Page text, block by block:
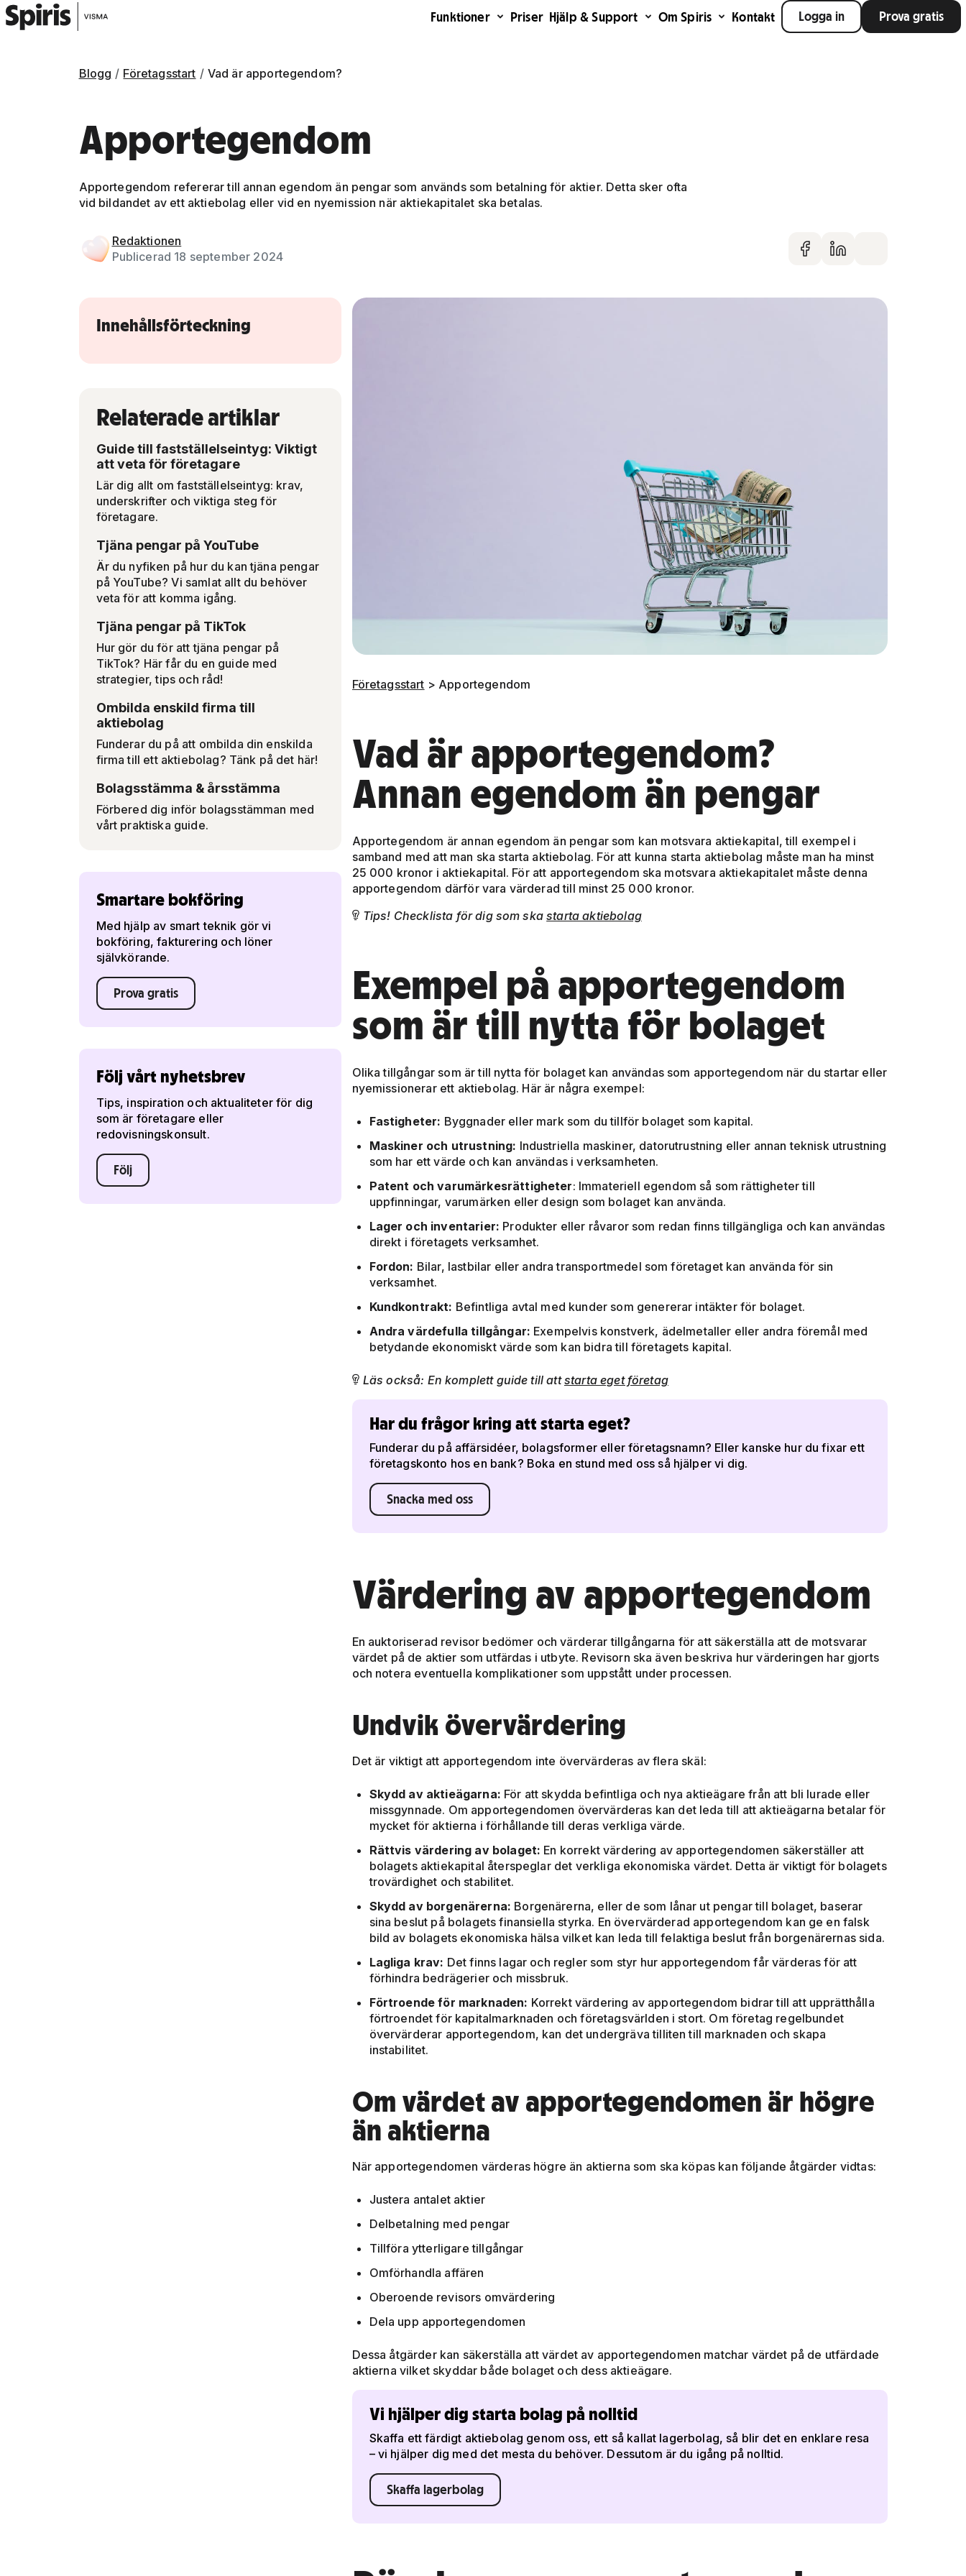
Funktioner Priser Hjälp & Support Om Spiris Kontakt Logga in Prova gratis
Blogg Företagsstart Vad är apportegendom?
Apportegendom
Apportegendom refererar till annan egendom än pengar som används som betalning för aktier. Detta sker ofta
vid bildandet av ett aktiebolag eller vid en nyemission när aktiekapitalet ska betalas.
Redaktionen
Publicerad 18 september 2024
Dela på
Dela på
Gå vidare till artikelns
Innehållsförteckning
Relaterade artiklar
Guide till fastställelseintyg: Viktigt
att veta för företagare
Lär dig allt om fastställelseintyg: krav,
underskrifter och viktiga steg för
företagare.
Tjäna pengar på YouTube
Är du nyfiken på hur du kan tjäna pengar
på YouTube? Vi samlat allt du behöver
veta för att komma igång.
Tjäna pengar på TikTok
Hur gör du för att tjäna pengar på
TikTok? Här får du en guide med
strategier, tips och råd!
Ombilda enskild firma till
aktiebolag
Funderar du på att ombilda din enskilda
firma till ett aktiebolag? Tänk på det här!
Bolagsstämma & årsstämma
Förbered dig inför bolagsstämman med
vårt praktiska guide.
Smartare bokföring
Med hjälp av smart teknik gör vi
bokföring, fakturering och löner
självkörande.
Prova gratis
Följ vårt nyhetsbrev
Tips, inspiration och aktualiteter för dig
som är företagare eller
redovisningskonsult.
Följ
Företagsstart > Apportegendom
Vad är apportegendom?
Annan egendom än pengar
Apportegendom är annan egendom än pengar som kan motsvara aktiekapital, till exempel i
samband med att man ska starta aktiebolag. För att kunna starta aktiebolag måste man ha minst
25 000 kronor i aktiekapital. För att apportegendom ska motsvara aktiekapitalet måste denna
apportegendom därför vara värderad till minst 25 000 kronor.
 Tips! Checklista för dig som skastarta aktiebolag
Exempel på apportegendom
som är till nytta för bolaget
Olika tillgångar som är till nytta för bolaget kan användas som apportegendom när du startar eller
nyemissionerar ett aktiebolag. Här är några exempel:
Fastigheter: Byggnader eller mark som du tillför bolaget som kapital.
Maskiner och utrustning: Industriella maskiner, datorutrustning eller annan teknisk utrustning
som har ett värde och kan användas i verksamheten.
Patent och varumärkesrättigheter: Immateriell egendom så som rättigheter till
uppfinningar, varumärken eller design som bolaget kan använda.
Lager och inventarier: Produkter eller råvaror som redan finns tillgängliga och kan användas
direkt i företagets verksamhet.
Fordon: Bilar, lastbilar eller andra transportmedel som företaget kan använda för sin
verksamhet.
Kundkontrakt: Befintliga avtal med kunder som genererar intäkter för bolaget.
Andra värdefulla tillgångar: Exempelvis konstverk, ädelmetaller eller andra föremål med
betydande ekonomiskt värde som kan bidra till företagets kapital.
 Läs också: En komplett guide till attstarta eget företag
Har du frågor kring att starta eget?
Funderar du på affärsidéer, bolagsformer eller företagsnamn? Eller kanske hur du fixar ett
företagskonto hos en bank? Boka en stund med oss så hjälper vi dig.
Snacka med oss
Värdering av apportegendom
En auktoriserad revisor bedömer och värderar tillgångarna för att säkerställa att de motsvarar
värdet på de aktier som utfärdas i utbyte. Revisorn ska även beskriva hur värderingen har gjorts
och notera eventuella komplikationer som uppstått under processen.
Undvik övervärdering
Det är viktigt att apportegendom inte övervärderas av flera skäl:
Skydd av aktieägarna: För att skydda befintliga och nya aktieägare från att bli lurade eller
missgynnade. Om apportegendomen övervärderas kan det leda till att aktieägarna betalar för
mycket för aktierna i förhållande till deras verkliga värde.
Rättvis värdering av bolaget: En korrekt värdering av apportegendomen säkerställer att
bolagets aktiekapital återspeglar det verkliga ekonomiska värdet. Detta är viktigt för bolagets
trovärdighet och stabilitet.
Skydd av borgenärerna: Borgenärerna, eller de som lånar ut pengar till bolaget, baserar
sina beslut på bolagets finansiella styrka. En övervärderad apportegendom kan ge en falsk
bild av bolagets ekonomiska hälsa vilket kan leda till felaktiga beslut från borgenärernas sida.
Lagliga krav: Det finns lagar och regler som styr hur apportegendom får värderas för att
förhindra bedrägerier och missbruk.
Förtroende för marknaden: Korrekt värdering av apportegendom bidrar till att upprätthålla
förtroendet för kapitalmarknaden och företagsvärlden i stort. Om företag regelbundet
övervärderar apportegendom, kan det undergräva tilliten till marknaden och skapa
instabilitet.
Om värdet av apportegendomen är högre
än aktierna
När apportegendomen värderas högre än aktierna som ska köpas kan följande åtgärder vidtas:
Justera antalet aktier
Delbetalning med pengar
Tillföra ytterligare tillgångar
Omförhandla affären
Oberoende revisors omvärdering
Dela upp apportegendomen
Dessa åtgärder kan säkerställa att värdet av apportegendomen matchar värdet på de utfärdade
aktierna vilket skyddar både bolaget och dess aktieägare.
Vi hjälper dig starta bolag på nolltid
Skaffa ett färdigt aktiebolag genom oss, ett så kallat lagerbolag, så blir det en enklare resa
– vi hjälper dig med det mesta du behöver. Dessutom är du igång på nolltid.
Skaffa lagerbolag